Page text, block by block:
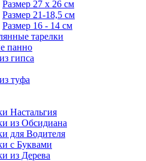
Размер 27 х 26 см
Размер 21-18,5 см
Размер 16 - 14 см
тарелки
панно
гипса
туфа
Настальгия
из Обсидиана
для Водителя
с Буквами
из Дерева